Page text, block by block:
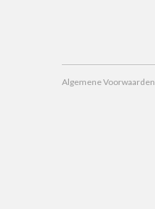
Algemene Voorwaarden